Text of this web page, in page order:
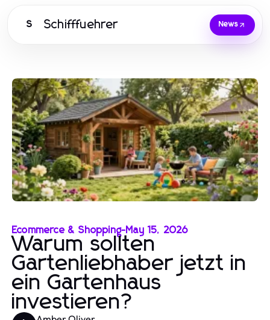
S Schifffuehrer News
Ecommerce & Shopping-May 15, 2026
Warum sollten
Gartenliebhaber jetzt in
ein Gartenhaus
investieren?